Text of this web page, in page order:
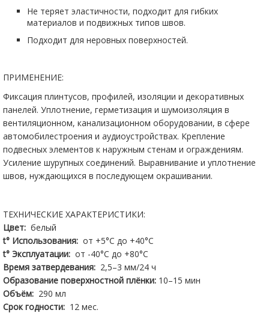
Не теряет эластичности, подходит для гибких
материалов и подвижных типов швов.
Подходит для неровных поверхностей.
ПРИМЕНЕНИЕ:
Фиксация плинтусов, профилей, изоляции и декоративных
панелей. Уплотнение, герметизация и шумоизоляция в
вентиляционном, канализационном оборудовании, в сфере
автомобилестроения и аудиоустройствах. Крепление
подвесных элементов к наружным стенам и ограждениям.
Усиление шурупных соединений. Выравнивание и уплотнение
швов, нуждающихся в последующем окрашивании.
ТЕХНИЧЕСКИЕ ХАРАКТЕРИСТИКИ:
Цвет: белый
t° Использования: от +5°С до +40°С
t° Эксплуатации: от -40°C до +80°С
Время затвердевания: 2,5–3 мм/24 ч
Образование поверхностной плёнки: 10–15 мин
Объём: 290 мл
Срок годности: 12 мес.